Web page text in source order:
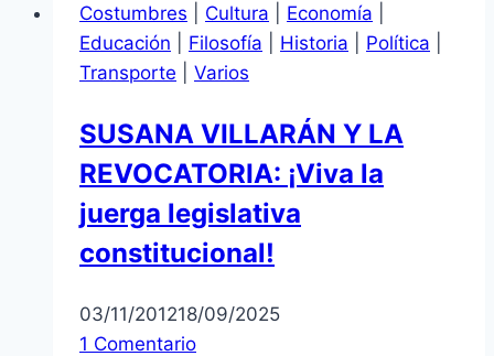
Costumbres
Cultura Economía
Educación
Filosofía Historia Política
Transporte
Varios
SUSANA VILLARÁN Y LA
REVOCATORIA: ¡Viva la
juerga legislativa
constitucional!
03/11/201218/09/2025
1 Comentario